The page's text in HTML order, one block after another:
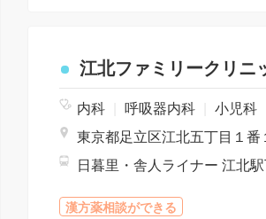
江北ファミリークリニ
内科 呼吸器内科 小児科
東京都足立区江北五丁目１番
日暮里・舎人ライナー 江北
漢方薬相談ができる